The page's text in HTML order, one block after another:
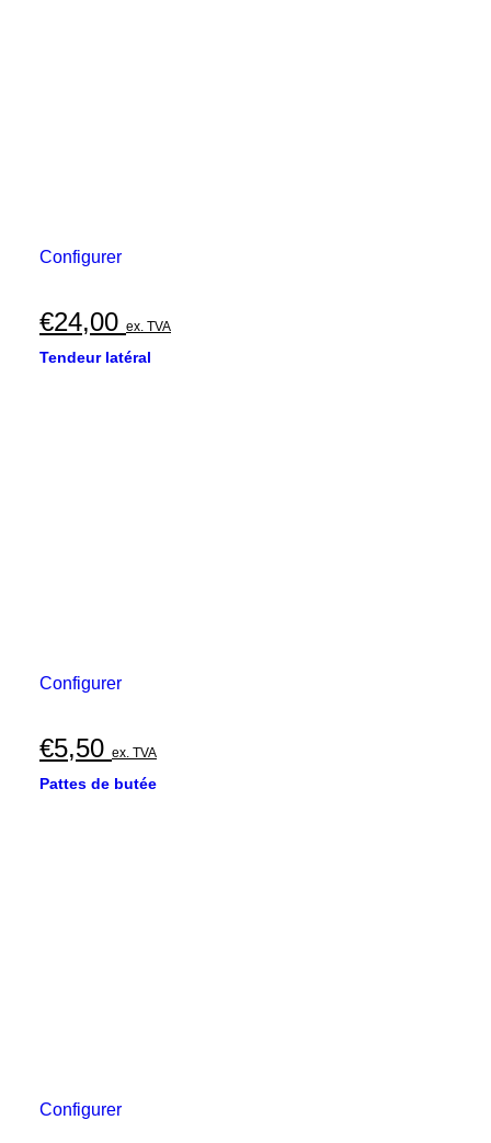
Configurer
€24,00 ex. TVA
Tendeur latéral
Configurer
€5,50 ex. TVA
Pattes de butée
Configurer